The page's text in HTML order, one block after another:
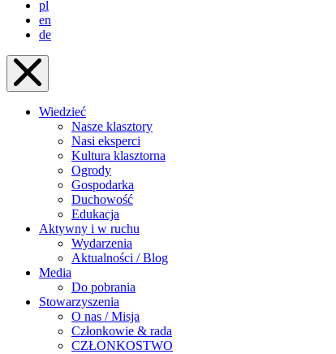
pl
en
de
Wiedzieć
Nasze klasztory
Nasi eksperci
Kultura klasztorna
Ogrody
Gospodarka
Duchowość
Edukacja
Aktywny i w ruchu
Wydarzenia
Aktualności / Blog
Media
Do pobrania
Stowarzyszenia
O nas / Misja
Członkowie & rada
CZŁONKOSTWO